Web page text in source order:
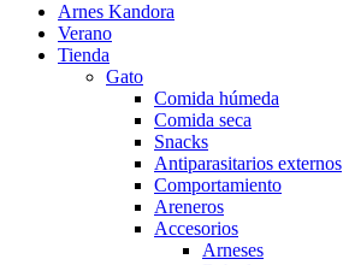
Arnes Kandora
Verano
Tienda
Gato
Comida húmeda
Comida seca
Snacks
Antiparasitarios externos
Comportamiento
Areneros
Accesorios
Arneses